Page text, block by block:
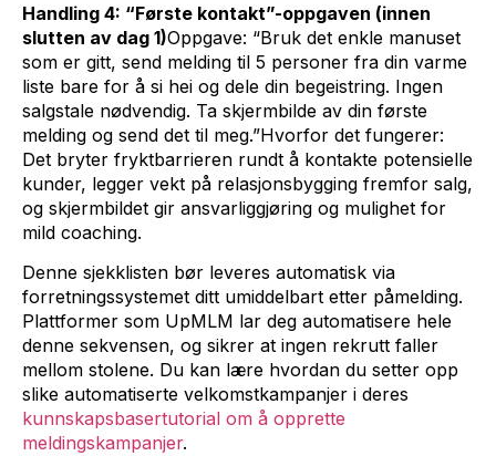
Handling 4: “Første kontakt”-oppgaven (innen
slutten av dag 1)Oppgave: “Bruk det enkle manuset
som er gitt, send melding til 5 personer fra din varme
liste bare for å si hei og dele din begeistring. Ingen
salgstale nødvendig. Ta skjermbilde av din første
melding og send det til meg.”Hvorfor det fungerer:
Det bryter fryktbarrieren rundt å kontakte potensielle
kunder, legger vekt på relasjonsbygging fremfor salg,
og skjermbildet gir ansvarliggjøring og mulighet for
mild coaching.
Denne sjekklisten bør leveres automatisk via
forretningssystemet ditt umiddelbart etter påmelding.
Plattformer som UpMLM lar deg automatisere hele
denne sekvensen, og sikrer at ingen rekrutt faller
mellom stolene. Du kan lære hvordan du setter opp
slike automatiserte velkomstkampanjer i deres
kunnskapsbasertutorial om å opprette
meldingskampanjer.